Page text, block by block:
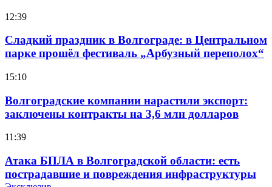
12:39
Сладкий праздник в Волгограде: в Центральном
парке прошёл фестиваль „Арбузный переполох“
15:10
Волгоградские компании нарастили экспорт:
заключены контракты на 3,6 млн долларов
11:39
Атака БПЛА в Волгоградской области: есть
пострадавшие и повреждения инфраструктуры